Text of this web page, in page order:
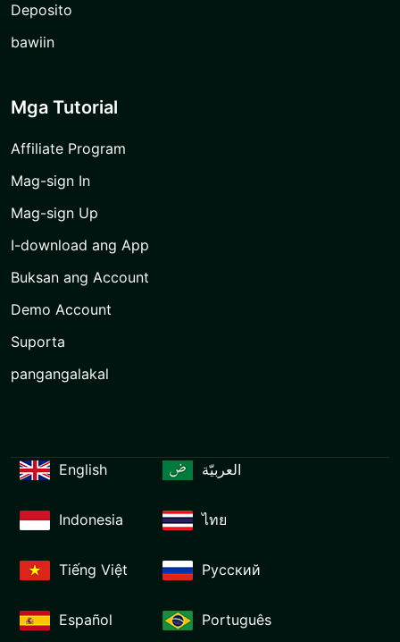
Deposito
bawiin
Mga Tutorial
Affiliate Program
Mag-sign In
Mag-sign Up
I-download ang App
Buksan ang Account
Demo Account
Suporta
pangangalakal
English العربيّة
Indonesia ไทย
Tiếng Việt Русский
Español Português